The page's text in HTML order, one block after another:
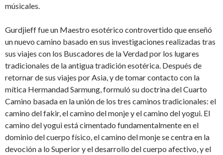
músicales.
Gurdjieff fue un Maestro esotérico controvertido que enseñó
un nuevo camino basado en sus investigaciones realizadas tras
sus viajes con los Buscadores de la Verdad por los lugares
tradicionales de la antigua tradición esotérica. Después de
retornar de sus viajes por Asia, y de tomar contacto con la
mítica Hermandad Sarmung, formuló su doctrina del Cuarto
Camino basada en la unión de los tres caminos tradicionales: el
camino del fakir, el camino del monje y el camino del yogui. El
camino del yogui está cimentado fundamentalmente en el
dominio del cuerpo físico, el camino del monje se centra en la
devoción a lo Superior y el desarrollo del cuerpo afectivo, y el